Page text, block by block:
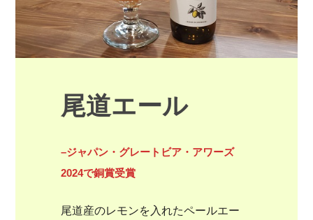
尾道エール
–ジャパン・グレートビア・アワーズ
2024で銅賞受賞
尾道産のレモンを入れたペールエー